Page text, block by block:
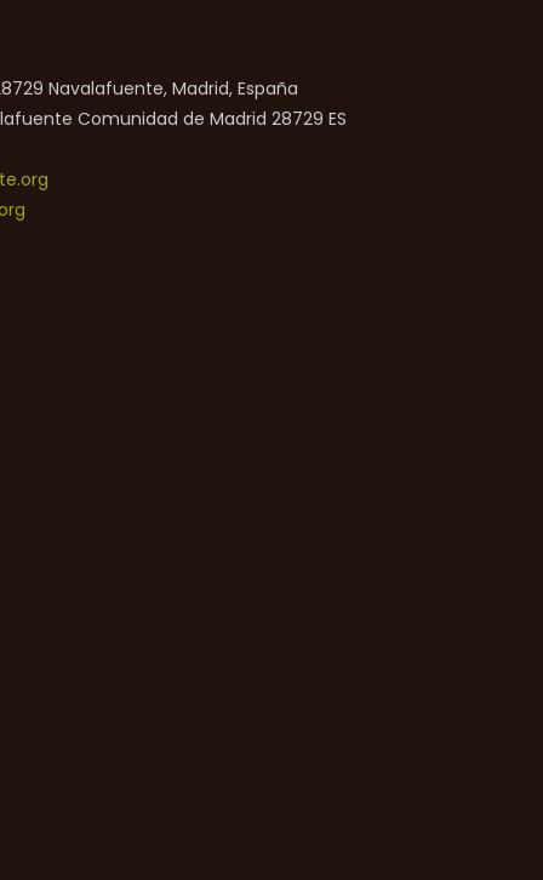
Navalafuente, Madrid, España
Comunidad de Madrid 28729 ES